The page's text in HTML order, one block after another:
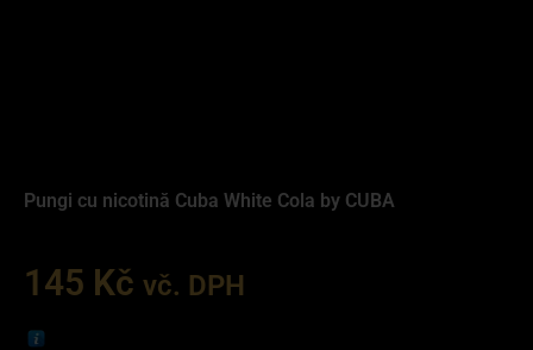
Pungi cu nicotină Cuba White Cola by CUBA
145 Kč vč. DPH